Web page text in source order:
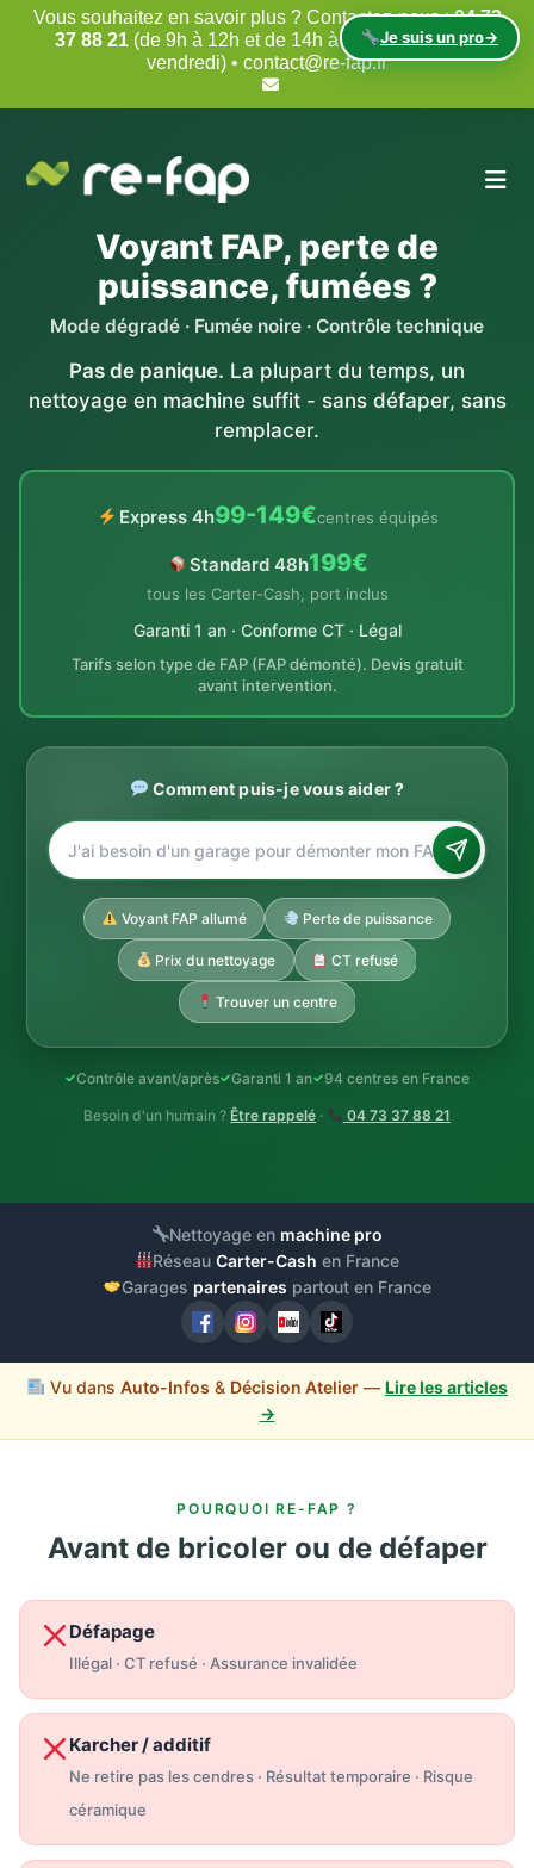
Vous souhaitez en savoir plus ? Contactez-nous :04 73
37 88 21 (de 9h à 12h et de 14h à 18h, du lundi au
vendredi) • contact@re-fap.fr
Voyant FAP, perte de
puissance, fumées ?
Mode dégradé · Fumée noire · Contrôle technique
Pas de panique. La plupart du temps, un
nettoyage en machine suffit - sans défaper, sans
remplacer.
Express 4h99-149€centres équipés
Standard 48h199€
tous les Carter-Cash, port inclus
Garanti 1 an · Conforme CT · Légal
Tarifs selon type de FAP (FAP démonté). Devis gratuit
avant intervention.
Comment puis-je vous aider ?
Voyant FAP allumé Perte de puissance
Prix du nettoyage CT refusé
Trouver un centre
Contrôle avant/après Garanti 1 an 94 centres en France
Besoin d'un humain ? Être rappelé · 04 73 37 88 21
Nettoyage en machine pro
RéseauCarter-Cash en France
Garages partenaires partout en France
Vu dans Auto-Infos & Décision Atelier— Lire les articles
→
POURQUOI RE-FAP ?
Avant de bricoler ou de défaper
Défapage
Illégal · CT refusé · Assurance invalidée
Karcher / additif
Ne retire pas les cendres · Résultat temporaire · Risque
céramique
Je suis un pro→